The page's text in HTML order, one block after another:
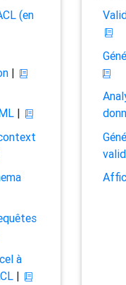
(en
|
|
à
|